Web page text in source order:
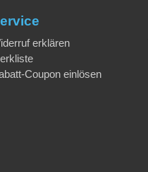
erklären
Coupon einlösen